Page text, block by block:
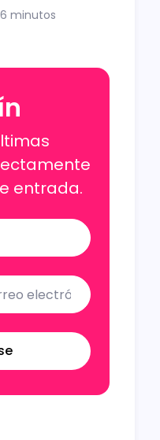
minutos
entrada.